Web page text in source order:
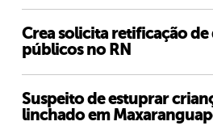
Crea solicita retificação
públicos no RN
Suspeito de estuprar
linchado em